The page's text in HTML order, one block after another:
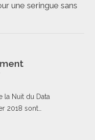
une seringue sans
la Nuit du Data
2018 sont…